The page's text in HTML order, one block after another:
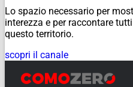
Lo spazio necessario per
interezza e per raccontare
questo territorio.
scopri il canale